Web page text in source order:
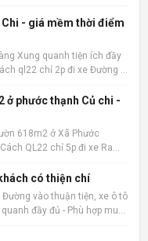
- giá mềm thời điểm
Xung quanh tiện ích đầy
ql22 chỉ 2p đi xe Đường ô
đất uy tín 🔗
ở phước thạnh Củ chi -
618m2 ở Xã Phước
QL22 chỉ 5p đi xe Ra
Sàn rao vặt
có thiện chí
vào thuận tiện, xe ô tô
đầy đủ - Phù hợp mua